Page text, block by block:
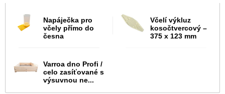
Napáječka pro
včely přímo do
česna
Včelí výkluz
kosočtvercový –
375 x 123 mm
Varroa dno Profi /
celo zasíťované s
výsuvnou ne...